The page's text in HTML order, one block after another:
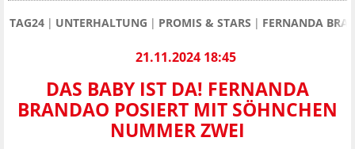
TAG24 UNTERHALTUNG PROMIS & STARS FERNANDA
21.11.2024 18:45
DAS BABY IST DA! FERNANDA
BRANDAO POSIERT MIT SÖHNCHEN
NUMMER ZWEI